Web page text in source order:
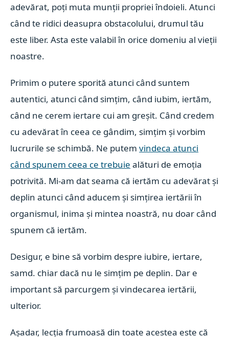
adevărat, poți muta munții propriei îndoieli. Atunci
când te ridici deasupra obstacolului, drumul tău
este liber. Asta este valabil în orice domeniu al vieții
noastre.
Primim o putere sporită atunci când suntem
autentici, atunci când simțim, când iubim, iertăm,
când ne cerem iertare cui am greșit. Când credem
cu adevărat în ceea ce gândim, simțim și vorbim
lucrurile se schimbă. Ne putemvindeca atunci
când spunem ceea ce trebuie alături de emoția
potrivită. Mi-am dat seama că iertăm cu adevărat și
deplin atunci când aducem și simțirea iertării în
organismul, inima și mintea noastră, nu doar când
spunem că iertăm.
Desigur, e bine să vorbim despre iubire, iertare,
samd. chiar dacă nu le simțim pe deplin. Dar e
important să parcurgem și vindecarea iertării,
ulterior.
Așadar, lecția frumoasă din toate acestea este că